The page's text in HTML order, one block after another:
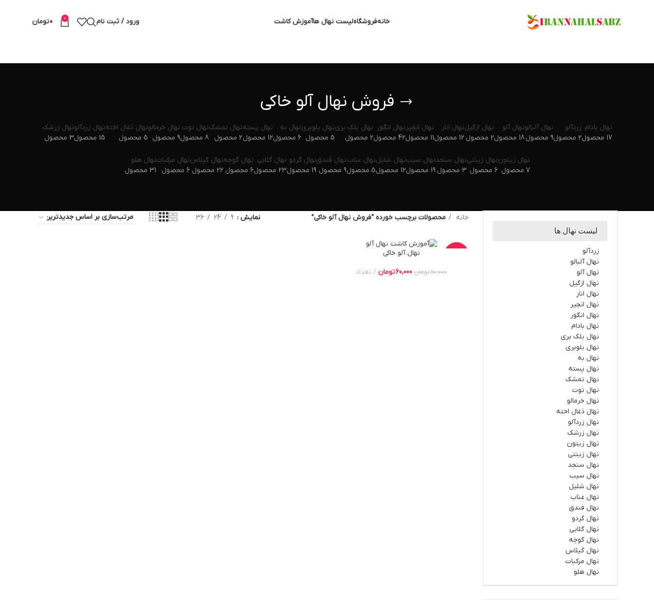
خانهفروشگاهلیست نهال هاآموزش کاشت ورود / ثبت نام 0
0تومان
فروش نهال آلو خاکی
نهال بادام
17 محصول
زردآلو
2 محصول
نهال آلبالو
9 محصول
نهال آلو
18 محصول
نهال ازگیل
2 محصول
نهال انار
12 محصول
نهال انجیر
11 محصول
نهال انگور
42 محصول
نهال بلک بری
2 محصول
نهال بلوبری
5 محصول
نهال به
6 محصول
نهال پسته
12 محصول
نهال تمشک
2 محصول
نهال توت
8 محصول
نهال خرمالو
9 محصول
نهال ذغال اخته
5 محصول
نهال زردآلو
15 محصول
نهال زرشک
3 محصول
نهال زیتون
7 محصول
نهال زینتی
6 محصول
نهال سنجد
3 محصول
نهال سیب
19 محصول
نهال شلیل
12 محصول
نهال عناب
5 محصول
نهال فندق
9 محصول
نهال گردو
19 محصول
نهال گلابی
23 محصول
نهال گوجه
6 محصول
نهال گیلاس
22 محصول
نهال مرکبات
6 محصول
نهال هلو
31 محصول
لیست نهال ها
زردآلو
نهال آلبالو
نهال آلو
نهال ازگیل
نهال انار
نهال انجیر
نهال انگور
نهال بادام
نهال بلک بری
نهال بلوبری
نهال به
نهال پسته
نهال تمشک
نهال توت
نهال خرمالو
نهال ذغال اخته
نهال زردآلو
نهال زرشک
نهال زیتون
نهال زینتی
نهال سنجد
نهال سیب
نهال شلیل
نهال عناب
نهال فندق
نهال گردو
نهال گلابی
نهال گوجه
نهال گیلاس
نهال مرکبات
نهال هلو
خانه محصولات برچسب خورده “فروش نهال آلو خاکی” نمایش 9
24
36
نهال آلو خاکی
80,000تومان 60,000تومان تعداد